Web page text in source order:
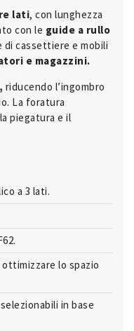
lati, con lunghezza
con le guide a rullo
di cassettiere e mobili
e magazzini.
riducendo l’ingombro
La foratura
piegatura e il
a 3 lati.
lo spazio
in base